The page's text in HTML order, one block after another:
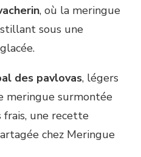
, où la meringue
sous une
des pavlovas, légers
meringue surmontée
une recette
chez Meringue